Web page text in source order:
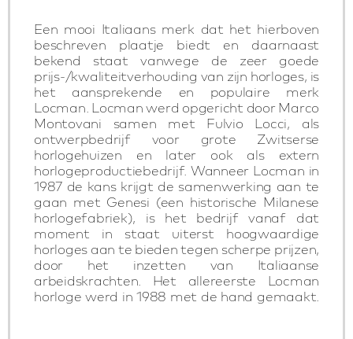
Een mooi Italiaans merk dat het hierboven
beschreven plaatje biedt en daarnaast
bekend staat vanwege de zeer goede
prijs-/kwaliteitverhouding van zijn horloges, is
het aansprekende en populaire merk
Locman. Locman werd opgericht door Marco
Montovani samen met Fulvio Locci, als
ontwerpbedrijf voor grote Zwitserse
horlogehuizen en later ook als extern
horlogeproductiebedrijf. Wanneer Locman in
1987 de kans krijgt de samenwerking aan te
gaan met Genesi (een historische Milanese
horlogefabriek), is het bedrijf vanaf dat
moment in staat uiterst hoogwaardige
horloges aan te bieden tegen scherpe prijzen,
door het inzetten van Italiaanse
arbeidskrachten. Het allereerste Locman
horloge werd in 1988 met de hand gemaakt.